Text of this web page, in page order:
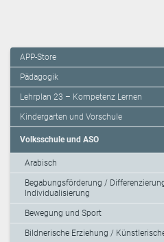
APP-Store
Pädagogik
Lehrplan 23 – Kompetenz Lernen
Kindergarten und Vorschule
Volksschule und ASO
Arabisch
Begabungsförderung /
Individualisierung
Bewegung und Sport
Bildnerische Erziehung /